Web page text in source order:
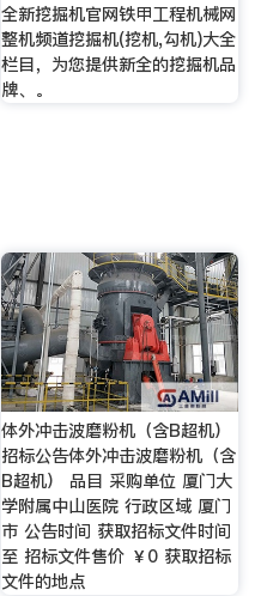
全新挖掘机官网铁甲工程机械网
整机频道挖掘机(挖机,勾机)大全
栏目，为您提供新全的挖掘机品
牌、。
体外冲击波磨粉机（含B超机）
招标公告体外冲击波磨粉机（含
B超机） 品目 采购单位 厦门大
学附属中山医院 行政区域 厦门
市 公告时间 获取招标文件时间
至 招标文件售价 ￥0 获取招标
文件的地点